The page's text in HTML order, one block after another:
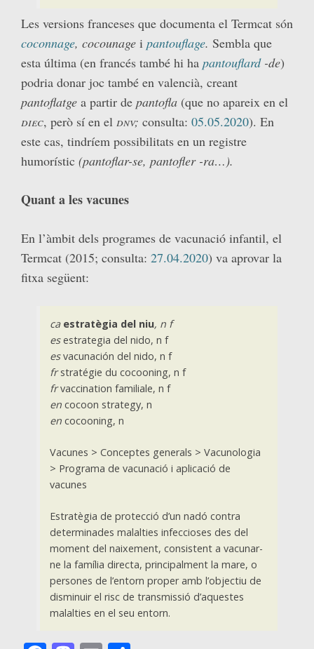
Les versions franceses que documenta el Termcat són
coconnage, cocounage i pantouflage. Sembla que
esta última (en francés també hi ha pantouflard-de)
podria donar joc també en valencià, creant
pantoflatge a partir de pantofla (que no apareix en el
diec, però sí en el dnv; consulta: 05.05.2020). En
este cas, tindríem possibilitats en un registre
humorístic (pantoflar-se, pantofler -ra…).
Quant a les vacunes
En l’àmbit dels programes de vacunació infantil, el
Termcat (2015; consulta: 27.04.2020) va aprovar la
fitxa següent:
ca estratègia del niu, n f
esestrategia del nido, n f
esvacunación del nido, n f
frstratégie du cocooning, n f
frvaccination familiale, n f
encocoon strategy, n
encocooning, n
Vacunes > Conceptes generals > Vacunologia
> Programa de vacunació i aplicació de
vacunes
Estratègia de protecció d’un nadó contra
determinades malalties infeccioses des del
moment del naixement, consistent a vacunar-
ne la família directa, principalment la mare, o
persones de l’entorn proper amb l’objectiu de
disminuir el risc de transmissió d’aquestes
malalties en el seu entorn.